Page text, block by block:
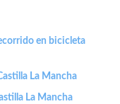
en bicicleta
La Mancha
La Mancha